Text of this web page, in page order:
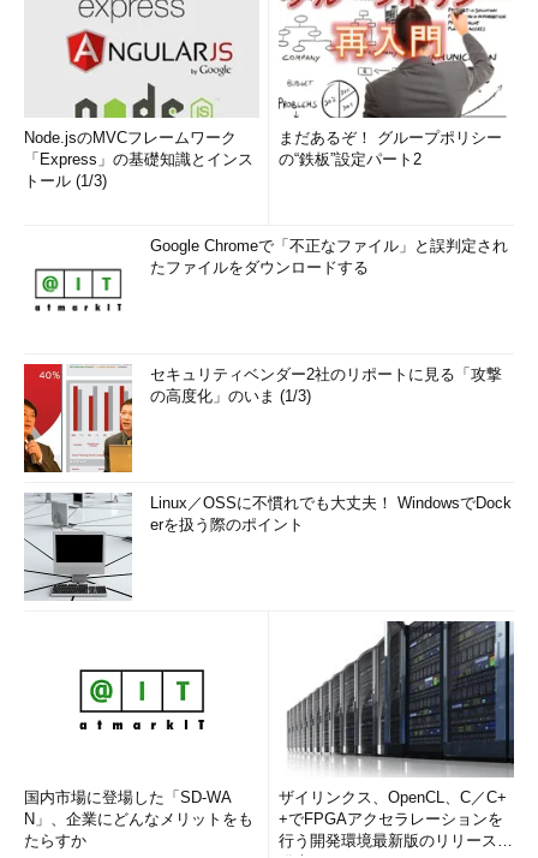
Node.jsのMVCフレームワーク
「Express」の基礎知識とインス
トール (1/3)
まだあるぞ！ グループポリシー
の“鉄板”設定パート2
Google Chromeで「不正なファイル」と誤判定され
たファイルをダウンロードする
セキュリティベンダー2社のリポートに見る「攻撃
の高度化」のいま (1/3)
Linux／OSSに不慣れでも大丈夫！ WindowsでDock
erを扱う際のポイント
国内市場に登場した「SD-WA
N」、企業にどんなメリットをも
たらすか
ザイリンクス、OpenCL、C／C+
+でFPGAアクセラレーションを
行う開発環境最新版のリリースを